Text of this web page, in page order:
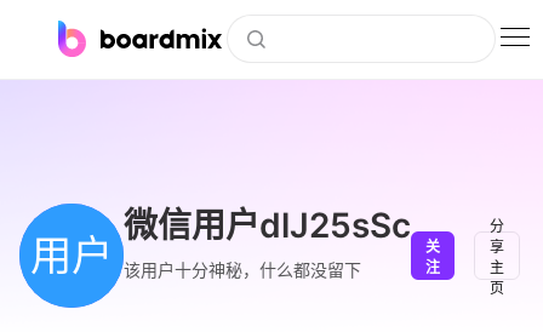
下载
会员
企业服务
用户
微信用户dlJ25sSc
该用户十分神秘，什么都没留下
关
注
分
享
主
页